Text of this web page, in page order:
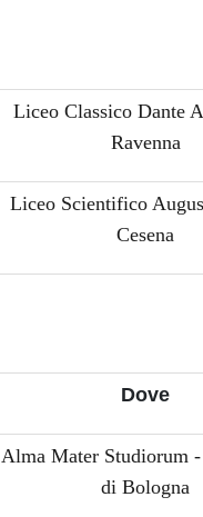
Liceo Classico Dante
Ravenna
Liceo Scientifico
Cesena
Dove
Alma Mater Studiorum
di Bologna